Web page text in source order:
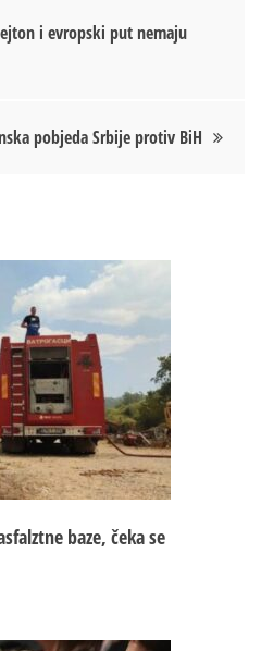
i evropski put nemaju
pobjeda Srbije protiv BiH
baze, čeka se